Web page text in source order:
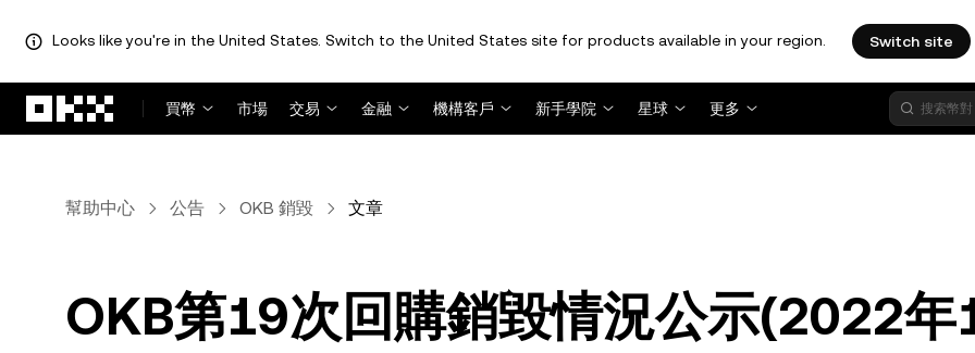
Looks like you're in the United States. Switch to the United States site for products available in your region. Switch site
買幣
市場 交易 金融 機構客戶 新手學院 星球 更多
幫助中心 公告 OKB 銷毀 文章
OKB第19次回購銷毀情況公示(2022年